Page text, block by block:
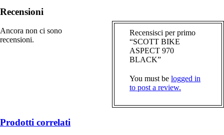
Recensioni
Ancora non ci sono
recensioni.
Recensisci per primo
“SCOTT BIKE
ASPECT 970
BLACK”
You must be logged in
to post a review.
Prodotti correlati